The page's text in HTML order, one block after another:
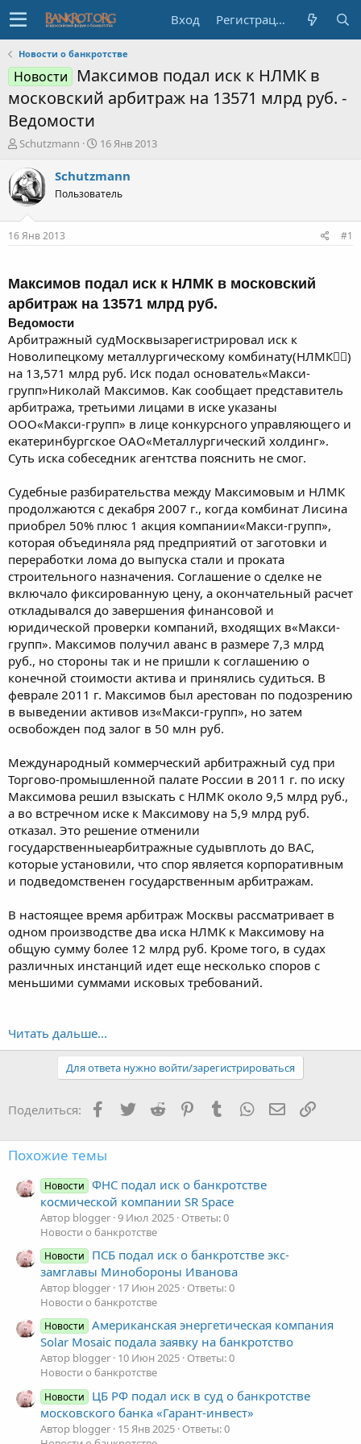
Вход Регистрация
Новости о банкротстве
Новости
Максимов подал иск к НЛМК в
московский арбитраж на 13571 млрд руб. -
Ведомости
А
т
о
р
е
м
Schutzmann
Д
т
н
16 Янв 2013
Schutzmann
Пользователь
16 Янв 2013 #1
Максимов подал иск к НЛМК в московский
арбитраж на 13571 млрд руб.
Ведомости
Арбитражный судМосквызарегистрировал иск к
Новолипецкому металлургическому комбинату(НЛМК)
на 13,571 млрд руб. Иск подал основатель«Макси-
групп»Николай Максимов. Как сообщает представитель
арбитража, третьими лицами в иске указаны
ООО«Макси-групп» в лице конкурсного управляющего и
екатеринбургское ОАО«Металлургический холдинг».
Суть иска собеседник агентства пояснить не смог.
Судебные разбирательства между Максимовым и НЛМК
продолжаются с декабря 2007 г., когда комбинат Лисина
приобрел 50% плюс 1 акция компании«Макси-групп»,
которая объединяла ряд предприятий от заготовки и
переработки лома до выпуска стали и проката
строительного назначения. Соглашение о сделке не
включало фиксированную цену, а окончательный расчет
откладывался до завершения финансовой и
юридической проверки компаний, входящих в«Макси-
групп». Максимов получил аванс в размере 7,3 млрд
руб., но стороны так и не пришли к соглашению о
конечной стоимости актива и принялись судиться. В
феврале 2011 г. Максимов был арестован по подозрению
в выведении активов из«Макси-групп», но затем
освобожден под залог в 50 млн руб.
Международный коммерческий арбитражный суд при
Торгово-промышленной палате России в 2011 г. по иску
Максимова решил взыскать с НЛМК около 9,5 млрд руб.,
а во встречном иске к Максимову на 5,9 млрд руб.
отказал. Это решение отменили
государственныеарбитражные судывплоть до ВАС,
которые установили, что спор является корпоративным
и подведомственен государственным арбитражам.
В настоящее время арбитраж Москвы рассматривает в
одном производстве два иска НЛМК к Максимову на
общую сумму более 12 млрд руб. Кроме того, в судах
различных инстанций идет еще несколько споров с
меньшими суммами исковых требований.
Читать дальше...
Для ответа нужно войти/зарегистрироваться
Поделиться: Facebook
TwitterReddit PinterestTumblr WhatsApp Ссылка
Похожие темы
Новости
ФНС подал иск о банкротстве
космической компании SR Space
Автор blogger 9 Июл 2025 Ответы: 0
Новости о банкротстве
Новости
ПСБ подал иск о банкротстве экс-
замглавы Минобороны Иванова
Автор blogger 17 Июн 2025 Ответы: 0
Новости о банкротстве
Новости
Американская энергетическая компания
Solar Mosaic подала заявку на банкротство
Автор blogger 10 Июн 2025 Ответы: 0
Новости о банкротстве
Новости
ЦБ РФ подал иск в суд о банкротстве
московского банка «Гарант-инвест»
Автор blogger 15 Янв 2025 Ответы: 0